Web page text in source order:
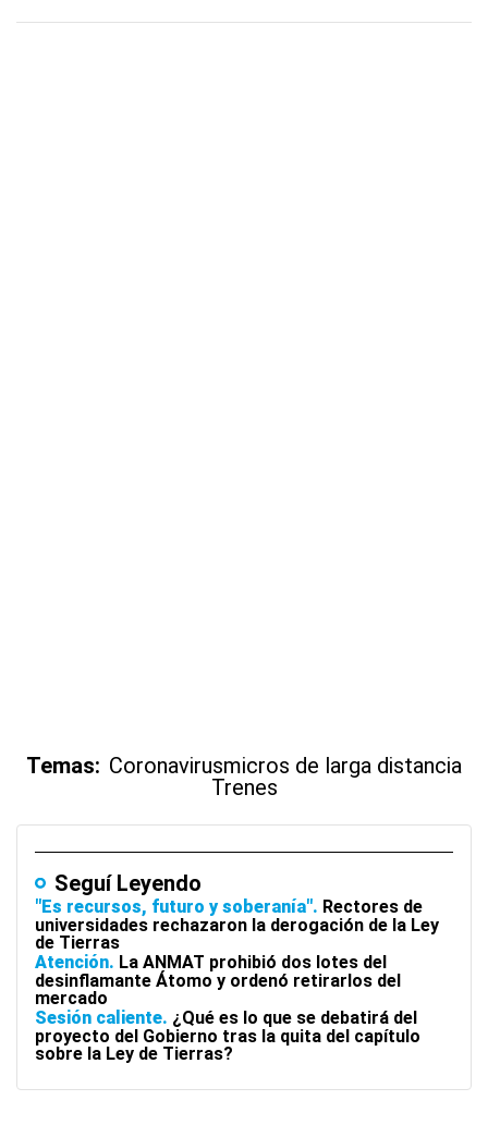
Temas: Coronavirusmicros de larga distancia
Trenes
Seguí Leyendo
"Es recursos, futuro y soberanía" Rectores de
universidades rechazaron la derogación de la Ley
de Tierras
Atención La ANMAT prohibió dos lotes del
desinflamante Átomo y ordenó retirarlos del
mercado
Sesión caliente ¿Qué es lo que se debatirá del
proyecto del Gobierno tras la quita del capítulo
sobre la Ley de Tierras?